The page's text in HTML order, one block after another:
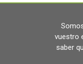
vuestro
saber